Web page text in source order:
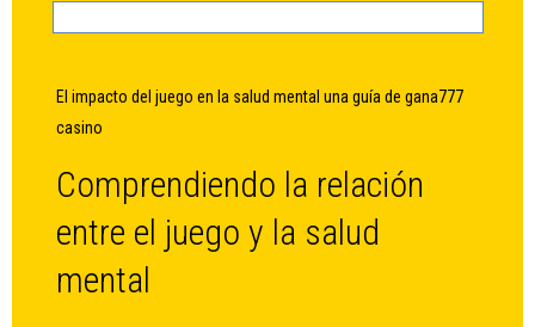
El impacto del juego en la salud mental una guía de gana777
casino
Comprendiendo la relación
entre el juego y la salud
mental